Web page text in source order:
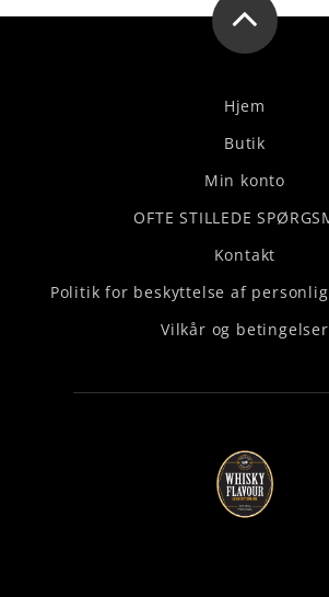
Hjem
Butik
Min konto
OFTE STILLEDE
Kontakt
Politik for beskyttelse af
Vilkår og betingelser